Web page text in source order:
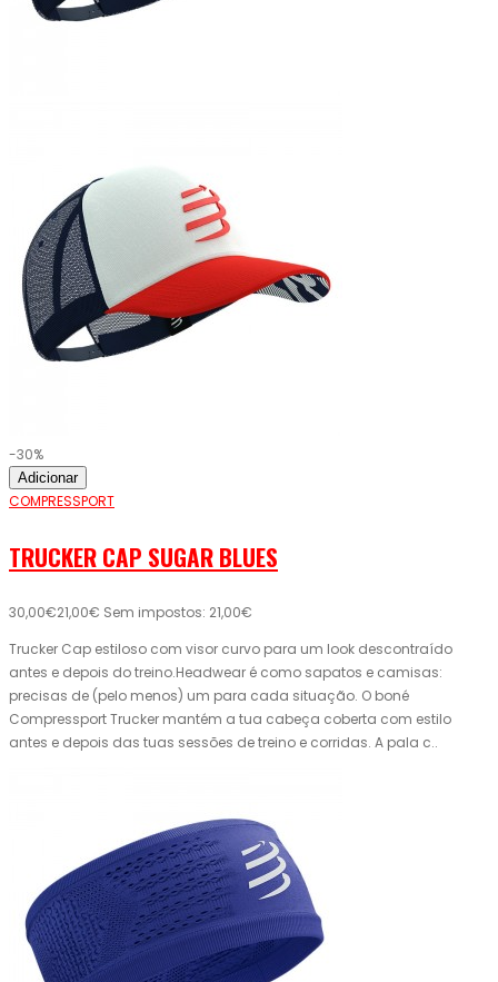
-30%
Adicionar
COMPRESSPORT
TRUCKER CAP SUGAR BLUES
30,00€21,00€ Sem impostos: 21,00€
Trucker Cap estiloso com visor curvo para um look descontraído
antes e depois do treino.Headwear é como sapatos e camisas:
precisas de (pelo menos) um para cada situação. O boné
Compressport Trucker mantém a tua cabeça coberta com estilo
antes e depois das tuas sessões de treino e corridas. A pala c..